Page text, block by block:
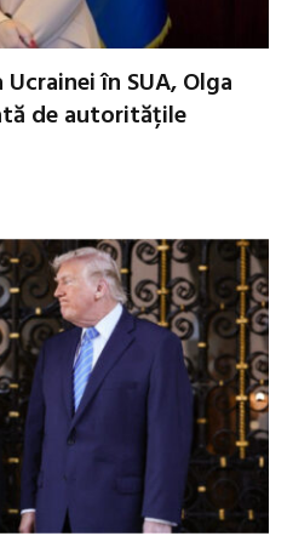
în SUA, Olga
de autoritățile